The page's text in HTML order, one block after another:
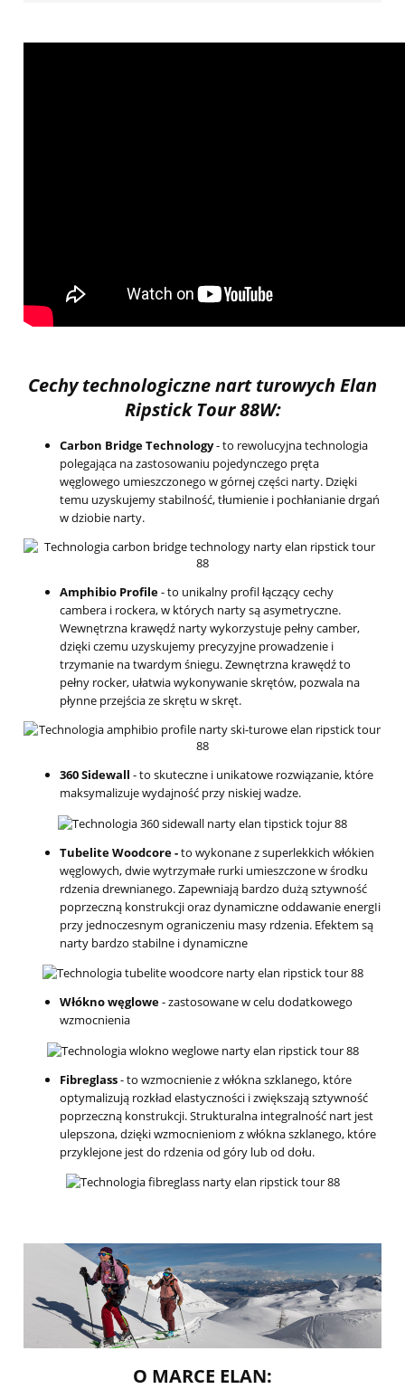
Cechy technologiczne nart turowych Elan
Ripstick Tour 88W:
Carbon Bridge Technology- to rewolucyjna technologia
polegająca na zastosowaniu pojedynczego pręta
węglowego umieszczonego w górnej części narty. Dzięki
temu uzyskujemy stabilność, tłumienie i pochłanianie drgań
w dziobie narty.
Amphibio Profile- to unikalny profil łączący cechy
cambera i rockera, w których narty są asymetryczne.
Wewnętrzna krawędź narty wykorzystuje pełny camber,
dzięki czemu uzyskujemy precyzyjne prowadzenie i
trzymanie na twardym śniegu. Zewnętrzna krawędź to
pełny rocker, ułatwia wykonywanie skrętów, pozwala na
płynne przejścia ze skrętu w skręt.
360 Sidewall - to skuteczne i unikatowe rozwiązanie, które
maksymalizuje wydajność przy niskiej wadze.
Tubelite Woodcore -to wykonane z superlekkich włókien
węglowych, dwie wytrzymałe rurki umieszczone w środku
rdzenia drewnianego. Zapewniają bardzo dużą sztywność
poprzeczną konstrukcji oraz dynamiczne oddawanie energIi
przy jednoczesnym ograniczeniu masy rdzenia. Efektem są
narty bardzo stabilne i dynamiczne
Włókno węglowe- zastosowane w celu dodatkowego
wzmocnienia
Fibreglass- to wzmocnienie z włókna szklanego, które
optymalizują rozkład elastyczności i zwiększają sztywność
poprzeczną konstrukcji. Strukturalna integralność nart jest
ulepszona, dzięki wzmocnieniom z włókna szklanego, które
przyklejone jest do rdzenia od góry lub od dołu.
O MARCE ELAN: